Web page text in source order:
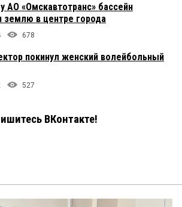
АО «Омскавтотранс» бассейн
землю в центре города
678
покинул женский волейбольный
527
ВКонтакте!